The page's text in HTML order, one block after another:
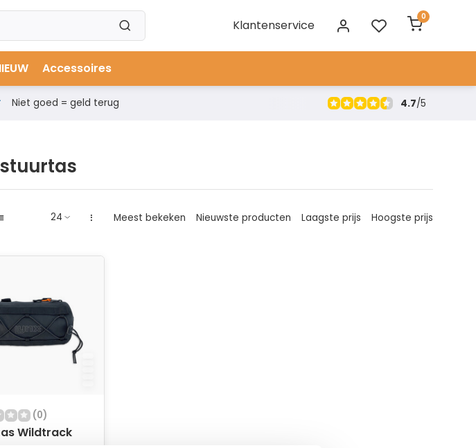
Klantenservice
0
Accessoires
Niet goed = geld terug 4.7/5
Meest bekeken Nieuwste producten Laagste prijs Hoogste prijs
(0)
Wildtrack